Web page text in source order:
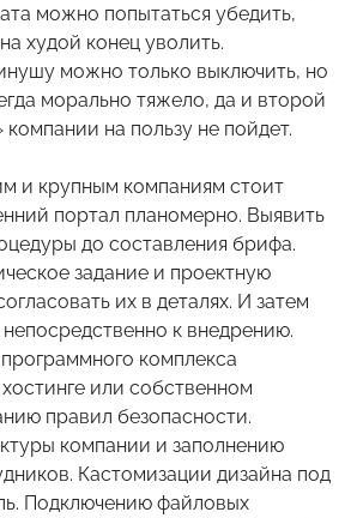
можно попытаться убедить,
худой конец уволить.
можно только выключить, но
морально тяжело, да и второй
на пользу не пойдет.
и крупным компаниям стоит
портал планомерно. Выявить
до составления брифа.
задание и проектную
их в деталях. И затем
к внедрению.
комплекса
или собственном
правил безопасности.
компании и заполнению
Кастомизации дизайна под
Подключению файловых